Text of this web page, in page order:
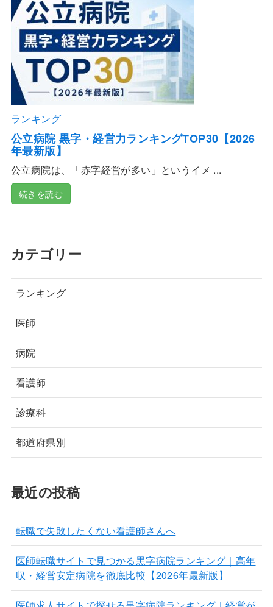
ランキング
公立病院 黒字・経営力ランキングTOP30【2026
年最新版】
公立病院は、「赤字経営が多い」というイメ ...
続きを読む
カテゴリー
ランキング
医師
病院
看護師
診療科
都道府県別
最近の投稿
転職で失敗したくない看護師さんへ
医師転職サイトで見つかる黒字病院ランキング｜高年
収・経営安定病院を徹底比較【2026年最新版】